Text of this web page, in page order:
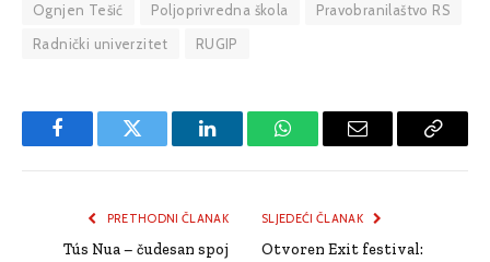
Ognjen Tešić
Poljoprivredna škola
Pravobranilaštvo RS
Radnički univerzitet
RUGIP
FacebookTwitter LinkedInWhatsAppEmail
Copy
PRETHODNI ČLANAK
Tús Nua – čudesan spoj
SLJEDEĆI ČLANAK
Otvoren Exit festival: